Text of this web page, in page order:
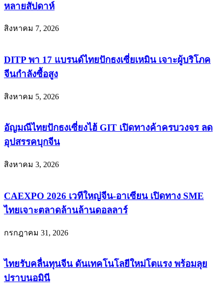
หลายสัปดาห์
สิงหาคม 7, 2026
DITP พา 17 แบรนด์ไทยปักธงเซี่ยเหมิน เจาะผู้บริโภค
จีนกำลังซื้อสูง
สิงหาคม 5, 2026
อัญมณีไทยปักธงเซี่ยงไฮ้ GIT เปิดทางค้าครบวงจร ลด
อุปสรรคบุกจีน
สิงหาคม 3, 2026
CAEXPO 2026 เวทีใหญ่จีน-อาเซียน เปิดทาง SME
ไทยเจาะตลาดล้านล้านดอลลาร์
กรกฎาคม 31, 2026
ไทยรับคลื่นทุนจีน ดันเทคโนโลยีใหม่โตแรง พร้อมลุย
ปราบนอมินี